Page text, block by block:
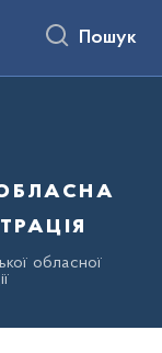
Пошук
обласної